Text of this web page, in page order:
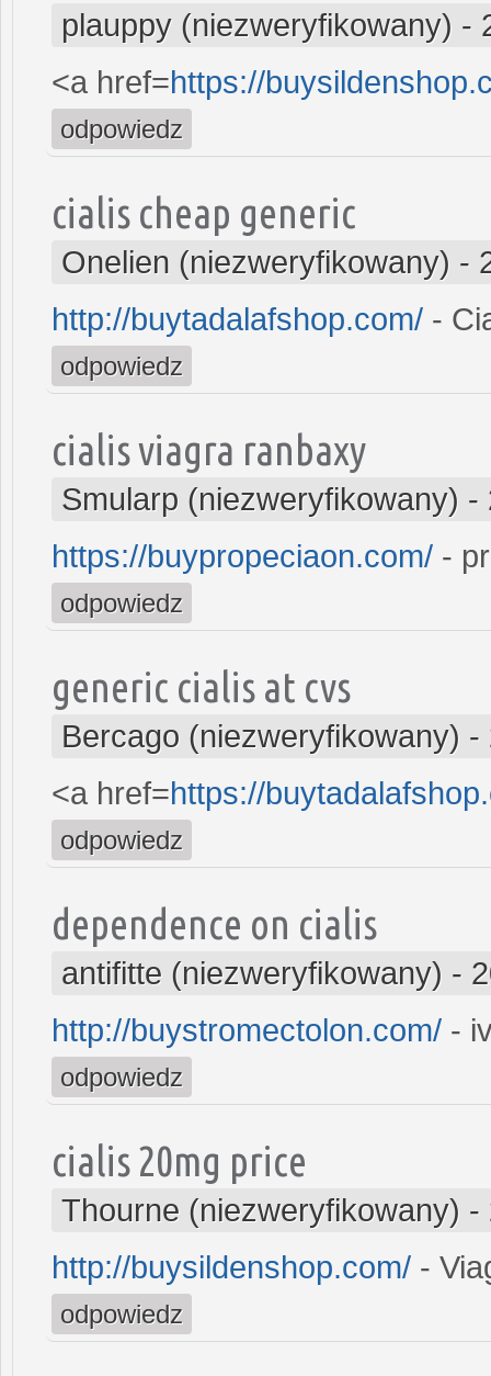
plauppy (niezweryfikowany) -
<a href=https://
odpowiedz
cialis cheap generic
Onelien (niezweryfikowany) -
http://buytadalafshop.com/ -
odpowiedz
cialis viagra ranbaxy
Smularp (niezweryfikowany) -
https://buypropeciaon.com/ -
odpowiedz
generic cialis at cvs
Bercago (niezweryfikowany) -
<a href=https://
odpowiedz
dependence on cialis
antifitte (niezweryfikowany) -
http://buystromectolon.com/ -
odpowiedz
cialis 20mg price
Thourne (niezweryfikowany) -
http://buysildenshop.com/ -
odpowiedz